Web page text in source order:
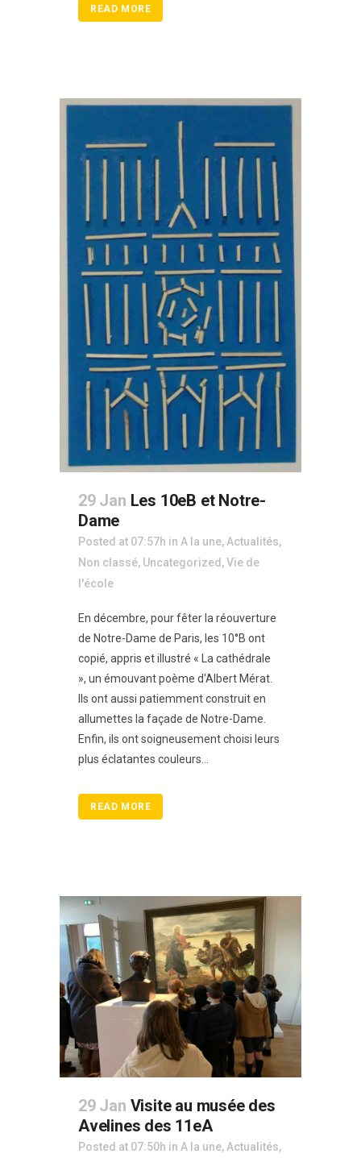
READ MORE
29 Jan Les 10eB et Notre-
Dame
Posted at 07:57h in A la une,Actualités,
Non classé, Uncategorized ,Vie de
l'école
En décembre, pour fêter la réouverture
de Notre-Dame de Paris, les 10°B ont
copié, appris et illustré « La cathédrale
», un émouvant poème d'Albert Mérat.
Ils ont aussi patiemment construit en
allumettes la façade de Notre-Dame.
Enfin, ils ont soigneusement choisi leurs
plus éclatantes couleurs...
READ MORE
29 Jan Visite au musée des
Avelines des 11eA
Posted at 07:50h in A la une,Actualités,